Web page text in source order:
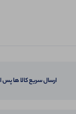
ارسال سریع کالا ها